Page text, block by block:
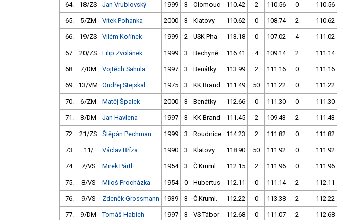
64. 18/ZS Jan Vrublovský 1999 3 Olomouc 110.42 2 110.56 0 110.56
65. 5/ZM Vítek Pohanka 2000 3 Klatovy 110.62 0 108.74 2 110.62
66. 19/ZS Vilém Kořínek 1999 2 USK Pha 113.18 0 107.02 4 111.02
67. 20/ZS Filip Zvolánek 1999 3 Bechyně 116.41 4 109.14 2 111.14
68. 7/DM Vojtěch Sahula 1997 3 Benátky 113.99 2 111.16 0 111.16
69. 13/VM Ondřej Stejskal 1975 3 KK Brand 111.49 50 111.22 0 111.22
70. 6/ZM Matěj Špalek 2000 3 Benátky 112.66 0 111.30 0 111.30
71. 8/DM Jan Havlena 1997 3 KK Brand 111.45 2 109.43 2 111.43
72. 21/ZS Štěpán Pechman 1999 3 Roudnice 114.23 2 111.82 0 111.82
73. 11/ Václav Bříza 1990 3 Klatovy 118.90 50 111.92 0 111.92
74. 7/VS Mirek Pártl 1954 3 Č.Kruml. 112.15 2 111.96 0 111.96
75. 8/VS Miloš Procházka 1954 0 Hubertus 112.11 0 111.14 2 112.11
76. 9/VS Zdeněk Grossmann 1939 3 Č.Kruml. 112.22 0 113.38 2 112.22
77. 9/DM Tomáš Habich 1997 3 VS Tábor 112.68 0 111.07 2 112.68